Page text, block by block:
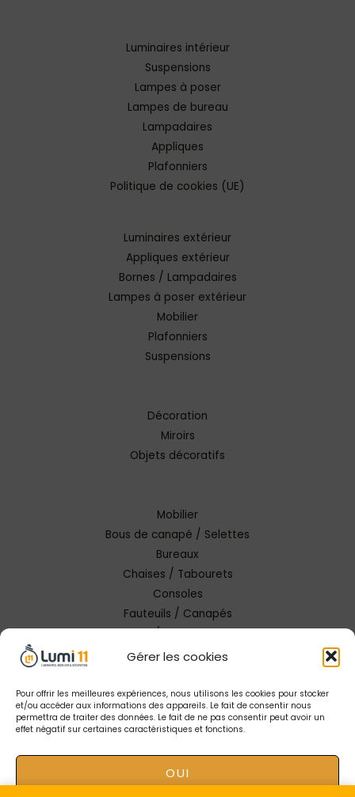
Gérer les cookies
Pour offrir les meilleures expériences, nous utilisons les cookies pour stocker
et/ou accéder aux informations des appareils. Le fait de consentir nous
permettra de traiter des données. Le fait de ne pas consentir peut avoir un
effet négatif sur certaines caractéristiques et fonctions.
OUI
Luminaires intérieur
Suspensions
Lampes à poser
Lampes de bureau
Lampadaires
Appliques
Plafonniers
Politique de cookies (UE)
Luminaires extérieur
Appliques extérieur
Bornes / Lampadaires
Lampes à poser extérieur
Mobilier
Plafonniers
Suspensions
Décoration
Miroirs
Objets décoratifs
Mobilier
Bous de canapé / Selettes
Bureaux
Chaises / Tabourets
Consoles
Fauteuils / Canapés
Tables / Tables basses
Copyright © 2026 Lumi 11 Carcassonne
Mentions Légales |Conception Tendance Digitale|